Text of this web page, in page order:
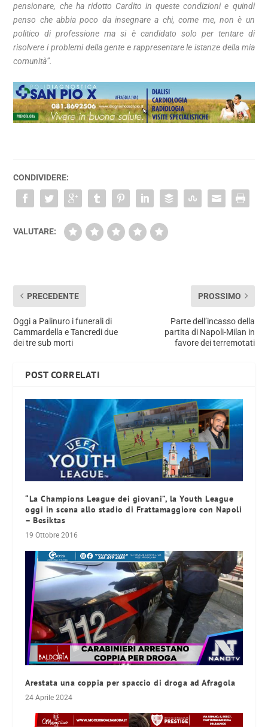
pensionare, che ha ridotto Cardito in queste condizioni e quindi
penso che abbia poco da insegnare a chi, come me, non è un
politico di professione ma si è candidato solo per tentare di
risolvere i problemi della gente e rappresentare le istanze della mia
comunità”.
CONDIVIDERE:
VALUTARE:
PRECEDENTE
Oggi a Palinuro i funerali di
Cammardella e Tancredi due
dei tre sub morti
PROSSIMO
Parte dell’incasso della
partita di Napoli-Milan in
favore dei terremotati
POST CORRELATI
“La Champions League dei giovani”, la Youth League
oggi in scena allo stadio di Frattamaggiore con Napoli
– Besiktas
19 Ottobre 2016
Arestata una coppia per spaccio di droga ad Afragola
24 Aprile 2024